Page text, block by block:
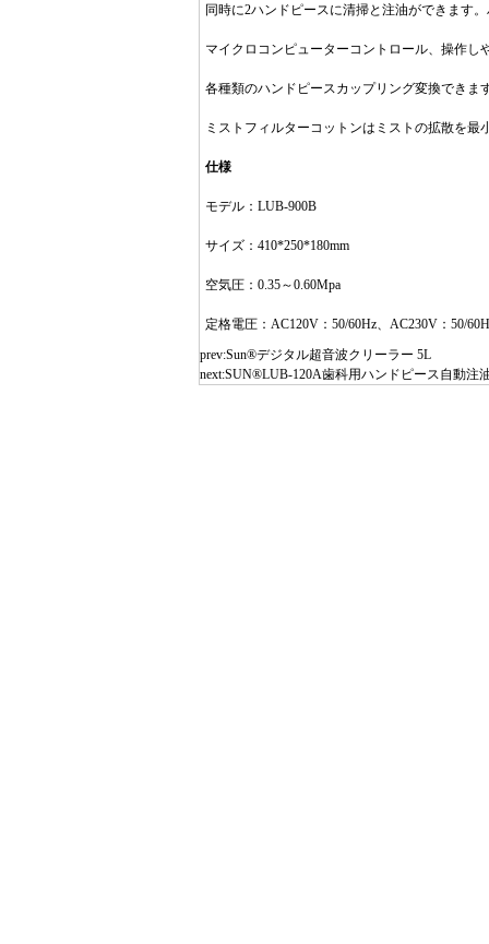
同時に2ハンドピースに清掃と注油ができます
マイクロコンピューターコントロール、操作し
各種類のハンドピースカップリング変換できま
ミストフィルターコットンはミストの拡散を最
仕様
モデル：LUB-900B
サイズ：410*250*180mm
空気圧：0.35～0.60Mpa
定格電圧：AC120V：50/60Hz、AC230V：50/
prev:Sun®デジタル超音波クリーラー 5L
next:SUN®LUB-120A歯科用ハンドピース自動注